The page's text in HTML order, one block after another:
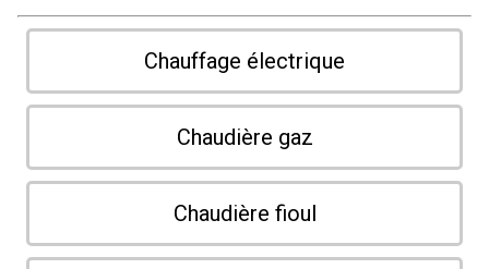
Chauffage électrique
Chaudière gaz
Chaudière fioul